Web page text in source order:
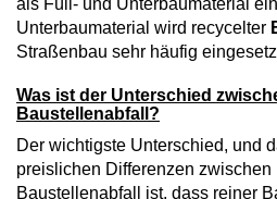
als Füll- und Unterbaumaterial
Unterbaumaterial wird recycelter
Straßenbau sehr häufig
Was ist der Unterschied
Baustellenabfall?
Der wichtigste Unterschied, und
preislichen Differenzen zwischen
Baustellenabfall ist, dass reiner